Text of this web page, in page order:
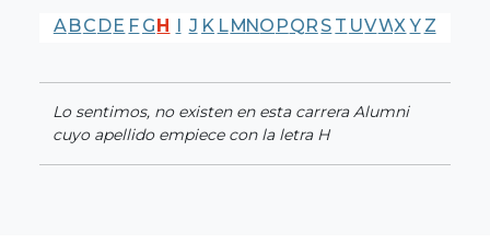
A BC DE F GH I J K LMNO PQR S T UVWX Y Z
Lo sentimos, no existen en esta carrera Alumni
cuyo apellido empiece con la letra H